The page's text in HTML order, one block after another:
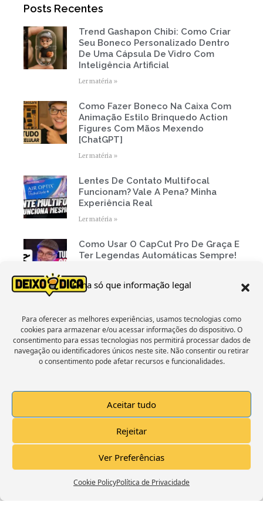
Olha só que informação legal
Para oferecer as melhores experiências, usamos tecnologias como
cookies para armazenar e/ou acessar informações do dispositivo. O
consentimento para essas tecnologias nos permitirá processar dados de
navegação ou identificadores únicos neste site. Não consentir ou retirar
o consentimento pode afetar recursos e funcionalidades.
Aceitar tudo
Rejeitar
Ver Preferências
Cookie PolicyPolítica de Privacidade
k
f
a
Posts Recentes
Trend Gashapon Chibi: Como Criar
Seu Boneco Personalizado Dentro
De Uma Cápsula De Vidro Com
Inteligência Artificial
Ler matéria »
Como Fazer Boneco Na Caixa Com
Animação Estilo Brinquedo Action
Figures Com Mãos Mexendo
[ChatGPT]
Ler matéria »
Lentes De Contato Multifocal
Funcionam? Vale A Pena? Minha
Experiência Real
Ler matéria »
Como Usar O CapCut Pro De Graça E
Ter Legendas Automáticas Sempre!
« Voltar
Page
1
Page
2
Page
3
Page
4
Page
5 Próxima »
Estamos No Facebook
Click to accept marketing cookies and
enable this content